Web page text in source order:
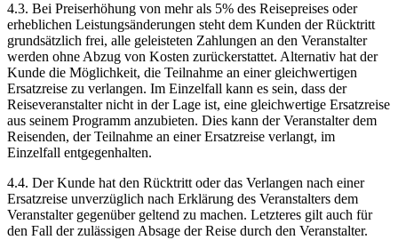
4.3. Bei Preiserhöhung von mehr als 5% des Reisepreises oder
erheblichen Leistungsänderungen steht dem Kunden der Rücktritt
grundsätzlich frei, alle geleisteten Zahlungen an den Veranstalter
werden ohne Abzug von Kosten zurückerstattet. Alternativ hat der
Kunde die Möglichkeit, die Teilnahme an einer gleichwertigen
Ersatzreise zu verlangen. Im Einzelfall kann es sein, dass der
Reiseveranstalter nicht in der Lage ist, eine gleichwertige Ersatzreise
aus seinem Programm anzubieten. Dies kann der Veranstalter dem
Reisenden, der Teilnahme an einer Ersatzreise verlangt, im
Einzelfall entgegenhalten.
4.4. Der Kunde hat den Rücktritt oder das Verlangen nach einer
Ersatzreise unverzüglich nach Erklärung des Veranstalters dem
Veranstalter gegenüber geltend zu machen. Letzteres gilt auch für
den Fall der zulässigen Absage der Reise durch den Veranstalter.